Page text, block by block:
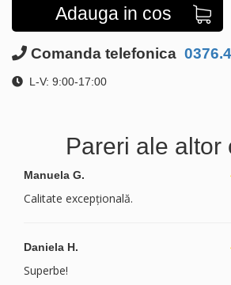
Adauga in cos
Comanda telefonica
L-V: 9:00-17:00
Pareri ale altor
Manuela G.
Calitate excepțională.
Daniela H.
Superbe!